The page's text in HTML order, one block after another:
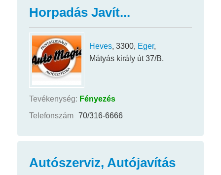
Horpadás Javít...
Heves, 3300, Eger,
Mátyás király út 37/B.
Tevékenység: Fényezés
Telefonszám 70/316-6666
Autószerviz, Autójavítás